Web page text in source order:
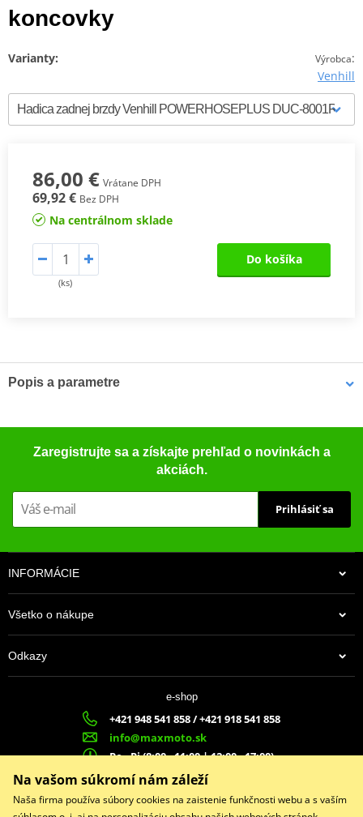
koncovky
Výrobca:
Venhill
Varianty:
86,00 € Vrátane DPH
69,92 € Bez DPH
Na centrálnom sklade
(ks)
Do košíka
Popis a parametre
PDF TüV certificate
Zaregistrujte sa a získajte prehľad o novinkách a
akciách.
Prihlásiť sa
INFORMÁCIE
Všetko o nákupe
Odkazy
e-shop
+421 948 541 858 / +421 918 541 858
info@maxmoto.sk
Po - Pi (8:00 - 11:00 | 12:00 - 17:00)
MAX
MOTO s.r.o.
Slovenských dobrovoľníkov 1439
022 01 Čadca
Na vašom súkromí nám záleží
Naša firma používa súbory cookies na zaistenie funkčnosti webu a s vaším